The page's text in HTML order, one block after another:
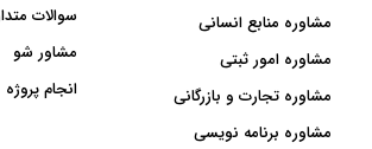
مشاوره منابع انسانی
مشاوره امور ثبتی
مشاوره تجارت و بازرگانی
مشاوره برنامه نویسی
سوالات
مشاور شو
انجام پروژه